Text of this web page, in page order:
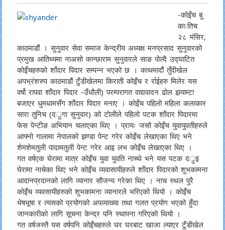
-कोइँच बु
काःतिच
२८ मंसिर,
काठमाडौं । सुनुवार सेवा समाज केन्द्रीय अध्यक्ष मनप्रसाद सुनुवारको
प्रमुख आतिथ्यमा नाअसो कान्छाराम सुनुवारले साङ पोल्दै उद्घाटित
कोइँचहरुको शाँदार पिदार सम्पन्न भएको छ । काथमादौं तुँदीखेल
अपभ्रंशरुप काठमाडौं टुँडीखेलमा किराती कोइँच र र्राईहरु मिलेर यस
वर्षो रापवा शाँदार पिदार -उँधौली) परम्परागत वाद्यवादन ढोल झयाम्टा
बजाएर धुमधामसँग शाँदार पिदार मनाए । कोइँच पहिलो महिला कलाकार
सारा तुनिच (दर्ुगा सुनुवार) को टोलीले पहिलो पटक शाँदार पिदारमा
फेस पेन्टीङ अभियान चलाएका थिए । प्रायः जसो कोइँच युवायुवतीहरुले
आफ्नो गालामा नेपालको झण्डा पेन्ट गरेर कोइँच लेखाएका थिए भने
शेमशेमतुली पादामतुली पेन्ट गरेर आइ लभ कोइँच लेखाएका थिए ।
गत वर्षएक घेरामा मात्र कोइँच युवा युवति नाच्थे भने यस पटक दर्ुइ
घेरामा नाचेका थिए भने कोइँच व्यवासायीहरुले शाँदार पिदारको शुभकामना
आदानप्रदानको लागि व्यानार सौजन्य गरेका थिए । नाच स्थल पुरै
कोइँच व्यवसायीहरुको शुभकामना व्यानारले भरिएको थियो । कोइँच
भेषभूषा र त्यसको प्रयोगको अपव्याख्या तथा गलत प्रयोग भएको हुँदा
जानकारीको लागि सूचना केन्द्र पनि स्थापना गरिएको थियो ।
गत वर्षजस्तै यस वर्षपनि कोइँचहरुले घर घरबाट खाजा ल्याएर टुँडीखेल